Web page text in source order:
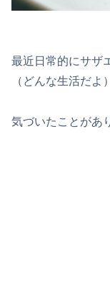
最近日常的にサザ
（どんな生活だよ）
気づいたことがあ